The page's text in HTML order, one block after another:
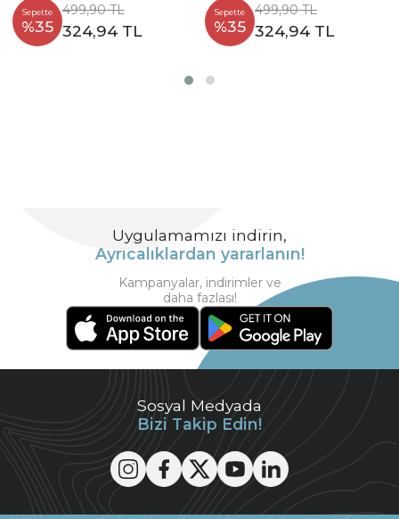
Sepette
%35
499,90 TL
324,94 TL
Sepette
%35
499,90 TL
324,94 TL
Sosyal Medyada
Bizi Takip Edin!
Uygulamamızı indirin,
Ayrıcalıklardan yararlanın!
Kampanyalar, indirimler ve
daha fazlası!